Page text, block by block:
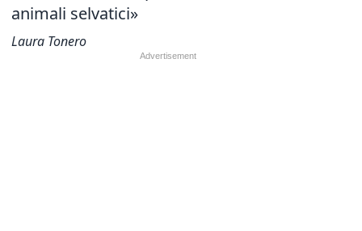
animali selvatici»
Laura Tonero